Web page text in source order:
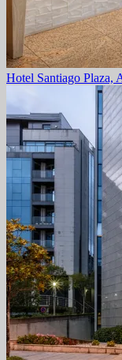
Hotel Santiago Plaza,